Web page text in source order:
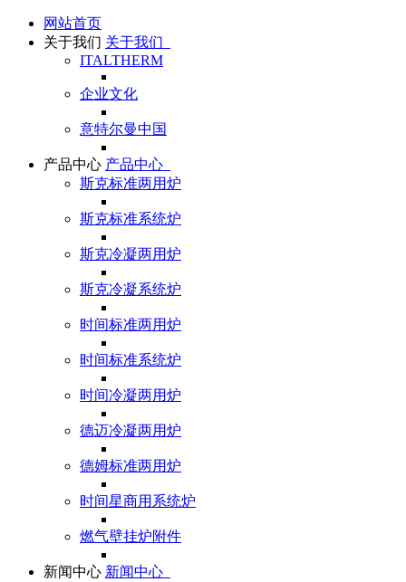
网站首页
关于我们 关于我们
ITALTHERM
企业文化
意特尔曼中国
产品中心 产品中心
斯克标准两用炉
斯克标准系统炉
斯克冷凝两用炉
斯克冷凝系统炉
时间标准两用炉
时间标准系统炉
时间冷凝两用炉
德迈冷凝两用炉
德姆标准两用炉
时间星商用系统炉
燃气壁挂炉附件
新闻中心 新闻中心